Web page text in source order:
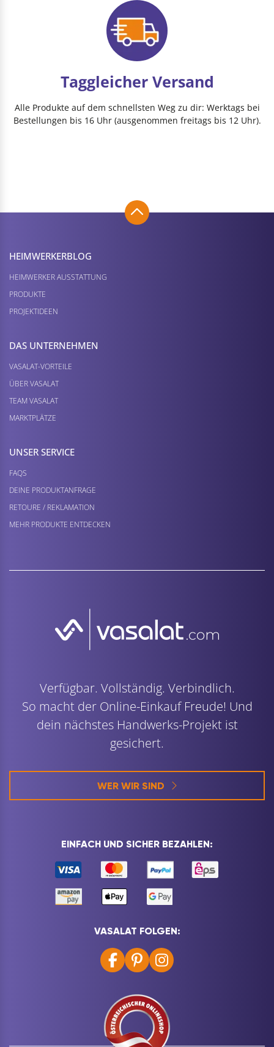
Taggleicher Versand
Alle Produkte auf dem schnellsten Weg zu dir: Werktags bei
Bestellungen bis 16 Uhr (ausgenommen freitags bis 12 Uhr).
HEIMWERKER­BLOG
HEIMWERKER AUSSTATTUNG
PRODUKTE
PROJEKTIDEEN
DAS UNTERNEHMEN
VASALAT-VORTEILE
ÜBER VASALAT
TEAM VASALAT
MARKTPLÄTZE
UNSER SERVICE
FAQS
DEINE PRODUKTANFRAGE
RETOURE / REKLAMATION
MEHR PRODUKTE ENTDECKEN
Verfügbar. Vollständig. Verbindlich.
So macht der Online-Einkauf Freude! Und
dein nächstes Handwerks-Projekt ist
gesichert.
WER WIR SIND
EINFACH UND SICHER BEZAHLEN:
VASALAT FOLGEN: